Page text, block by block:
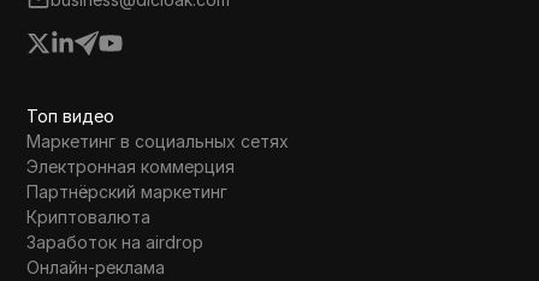
Топ видео
Маркетинг в социальных сетях
Электронная коммерция
Партнёрский маркетинг
Криптовалюта
Заработок на airdrop
Онлайн-реклама